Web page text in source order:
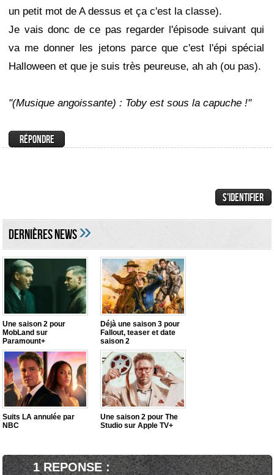
un petit mot de A dessus et ça c'est la classe).
Je vais donc de ce pas regarder l'épisode suivant qui
va me donner les jetons parce que c'est l'épi spécial
Halloween et que je suis très peureuse, ah ah (ou pas).
"(Musique angoissante) : Toby est sous la capuche !"
DERNIÈRES NEWS»
Une saison 2 pour
MobLand sur
Paramount+
Déjà une saison 3 pour
Fallout, teaser et date
saison 2
Suits LA annulée par
NBC
Une saison 2 pour The
Studio sur Apple TV+
1 REPONSE :